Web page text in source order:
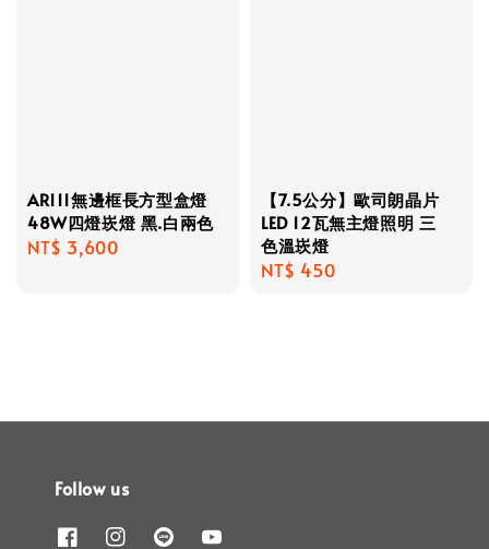
AR111無邊框長方型盒燈
48W四燈崁燈 黑.白兩色
Regular
NT$ 3,600
【7.5公分】歐司朗晶片
LED 12瓦無主燈照明 三
色溫崁燈
Regular
NT$ 450
Follow us